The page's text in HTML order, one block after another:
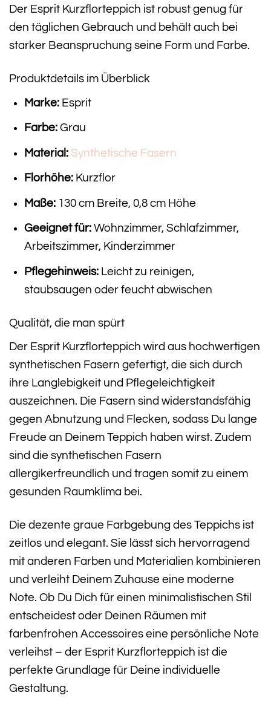
Der Esprit Kurzflorteppich ist robust genug für
den täglichen Gebrauch und behält auch bei
starker Beanspruchung seine Form und Farbe.
Produktdetails im Überblick
Marke:Esprit
Farbe:Grau
Material: Synthetische Fasern
Florhöhe:Kurzflor
Maße:130 cm Breite, 0,8 cm Höhe
Geeignet für:Wohnzimmer, Schlafzimmer,
Arbeitszimmer, Kinderzimmer
Pflegehinweis:Leicht zu reinigen,
staubsaugen oder feucht abwischen
Qualität, die man spürt
Der Esprit Kurzflorteppich wird aus hochwertigen
synthetischen Fasern gefertigt, die sich durch
ihre Langlebigkeit und Pflegeleichtigkeit
auszeichnen. Die Fasern sind widerstandsfähig
gegen Abnutzung und Flecken, sodass Du lange
Freude an Deinem Teppich haben wirst. Zudem
sind die synthetischen Fasern
allergikerfreundlich und tragen somit zu einem
gesunden Raumklima bei.
Die dezente graue Farbgebung des Teppichs ist
zeitlos und elegant. Sie lässt sich hervorragend
mit anderen Farben und Materialien kombinieren
und verleiht Deinem Zuhause eine moderne
Note. Ob Du Dich für einen minimalistischen Stil
entscheidest oder Deinen Räumen mit
farbenfrohen Accessoires eine persönliche Note
verleihst – der Esprit Kurzflorteppich ist die
perfekte Grundlage für Deine individuelle
Gestaltung.